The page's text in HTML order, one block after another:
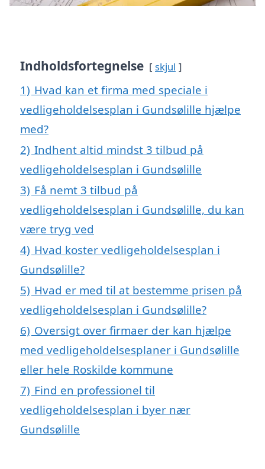
Indholdsfortegnelse skjul
1) Hvad kan et firma med speciale i
vedligeholdelsesplan i Gundsølille hjælpe
med?
2) Indhent altid mindst 3 tilbud på
vedligeholdelsesplan i Gundsølille
3) Få nemt 3 tilbud på
vedligeholdelsesplan i Gundsølille, du kan
være tryg ved
4) Hvad koster vedligeholdelsesplan i
Gundsølille?
5) Hvad er med til at bestemme prisen på
vedligeholdelsesplan i Gundsølille?
6) Oversigt over firmaer der kan hjælpe
med vedligeholdelsesplaner i Gundsølille
eller hele Roskilde kommune
7) Find en professionel til
vedligeholdelsesplan i byer nær
Gundsølille